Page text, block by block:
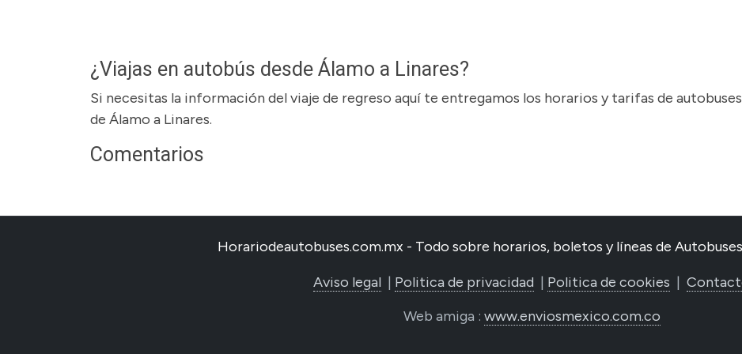
¿Viajas en autobús desde Álamo a Linares?
Si necesitas la información del viaje de regreso aquí te entregamos los horarios y tarifas de autobuses
de Álamo a Linares.
Comentarios
Horariodeautobuses.com.mx - Todo sobre horarios, boletos y líneas de
Aviso legal | Politica de privacidad | Politica de cookies |
Web amiga : www.enviosmexico.com.co